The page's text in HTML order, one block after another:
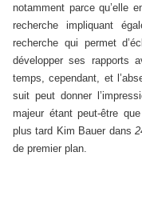
notamment parce qu’elle
recherche impliquant
recherche qui permet
développer ses rapports
temps, cependant, et
suit peut donner
majeur étant peut-être
plus tard Kim Bauer dans
de premier plan.